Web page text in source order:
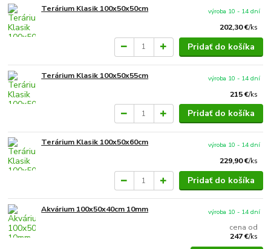
Terárium Klasik 100x50x50cm
202,30 €/ks
výroba 10 - 14 dní
Pridať do košíka
Terárium Klasik 100x50x55cm
215 €/ks
výroba 10 - 14 dní
Pridať do košíka
Terárium Klasik 100x50x60cm
229,90 €/ks
výroba 10 - 14 dní
Pridať do košíka
Akvárium 100x50x40cm 10mm
cena od
247 €/ks
výroba 10 - 14 dní